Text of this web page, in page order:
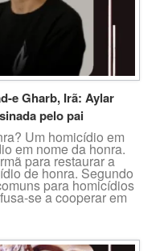
e Gharb, Irã: Aylar
pelo pai
Um homicídio em
em nome da honra.
para restaurar a
de honra. Segundo
para homicídios
se a cooperar em